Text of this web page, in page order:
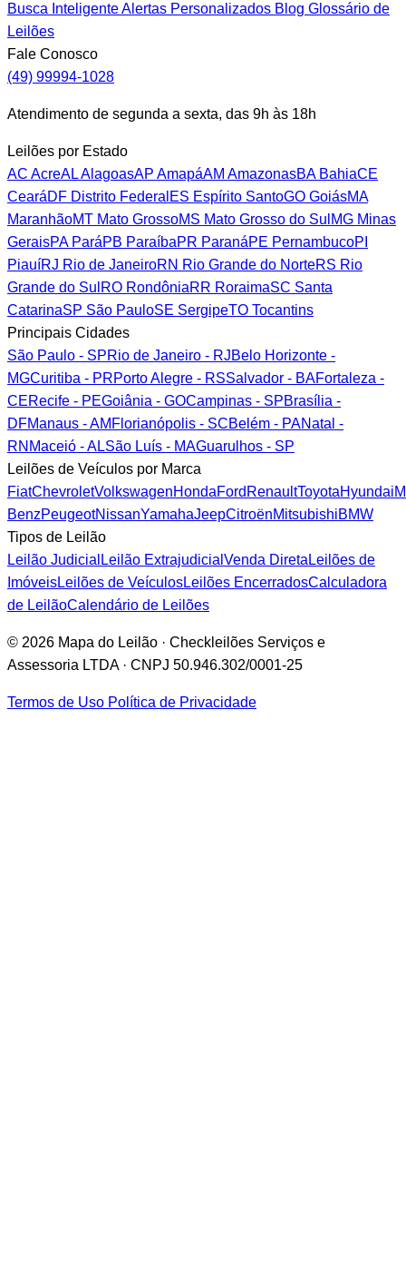
Busca InteligenteAlertas Personalizados Blog Glossário de
Leilões
Fale Conosco
(49) 99994-1028
Atendimento de segunda a sexta, das 9h às 18h
Leilões por Estado
AC AcreALAlagoasAP AmapáAM AmazonasBABahiaCE
CearáDF Distrito Federal ES Espírito SantoGO GoiásMA
MaranhãoMT Mato GrossoMS Mato Grosso do Sul MG Minas
GeraisPAParáPB ParaíbaPR ParanáPE PernambucoPI
PiauíRJ Rio de JaneiroRN Rio Grande do NorteRS Rio
Grande do Sul RO RondôniaRR RoraimaSC Santa
CatarinaSP São PauloSE SergipeTO Tocantins
Principais Cidades
São Paulo - SPRio de Janeiro - RJBelo Horizonte -
MGCuritiba - PRPorto Alegre - RSSalvador - BAFortaleza -
CERecife - PEGoiânia - GOCampinas - SPBrasília -
DFManaus - AM Florianópolis - SCBelém - PANatal -
RN Maceió - ALSão Luís - MAGuarulhos - SP
Leilões de Veículos por Marca
FiatChevroletVolkswagenHondaFord RenaultToyotaHyundai
BenzPeugeotNissanYamahaJeepCitroënMitsubishiBMW
Tipos de Leilão
Leilão Judicial Leilão Extrajudicial Venda Direta Leilões de
ImóveisLeilões de VeículosLeilões EncerradosCalculadora
de LeilãoCalendário de Leilões
© 2026 Mapa do Leilão · Checkleilões Serviços e
Assessoria LTDA · CNPJ 50.946.302/0001-25
Termos de Uso Política de Privacidade